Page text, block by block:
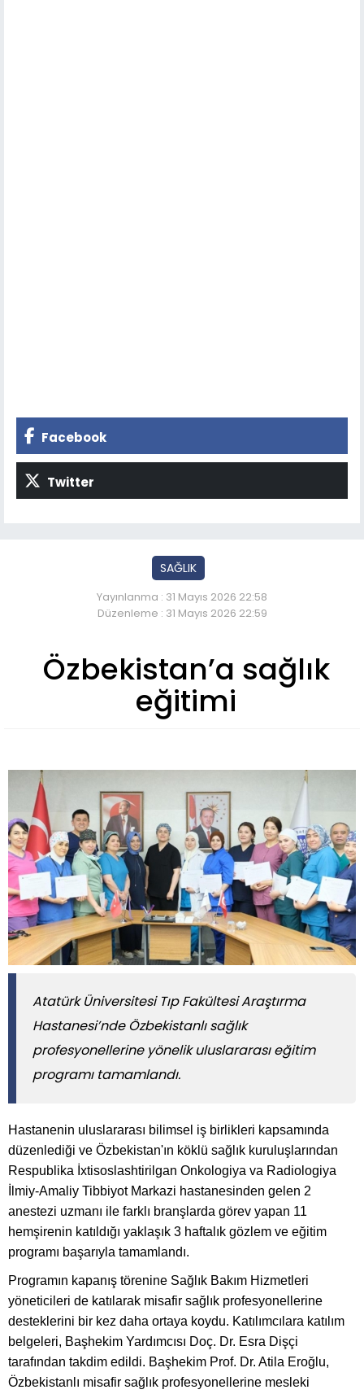
Facebook
Twitter
SAĞLIK
Yayınlanma : 31 Mayıs 2026 22:58
Düzenleme : 31 Mayıs 2026 22:59
Özbekistan’a sağlık
eğitimi
Atatürk Üniversitesi Tıp Fakültesi Araştırma
Hastanesi’nde Özbekistanlı sağlık
profesyonellerine yönelik uluslararası eğitim
programı tamamlandı.
Hastanenin uluslararası bilimsel iş birlikleri kapsamında
düzenlediği ve Özbekistan'ın köklü sağlık kuruluşlarından
Respublika İxtisoslashtirilgan Onkologiya va Radiologiya
İlmiy-Amaliy Tibbiyot Markazi hastanesinden gelen 2
anestezi uzmanı ile farklı branşlarda görev yapan 11
hemşirenin katıldığı yaklaşık 3 haftalık gözlem ve eğitim
programı başarıyla tamamlandı.
Programın kapanış törenine Sağlık Bakım Hizmetleri
yöneticileri de katılarak misafir sağlık profesyonellerine
desteklerini bir kez daha ortaya koydu. Katılımcılara katılım
belgeleri, Başhekim Yardımcısı Doç. Dr. Esra Dişçi
tarafından takdim edildi. Başhekim Prof. Dr. Atila Eroğlu,
Özbekistanlı misafir sağlık profesyonellerine mesleki